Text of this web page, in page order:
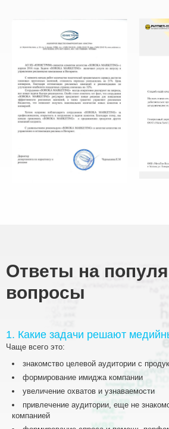
Ответы на
вопросы
1. Какие задачи решают
Чаще всего это:
знакомство целевой аудитории с
формирование имиджа компании
увеличение охватов и узнаваемости
привлечение аудитории, еще не
компанией